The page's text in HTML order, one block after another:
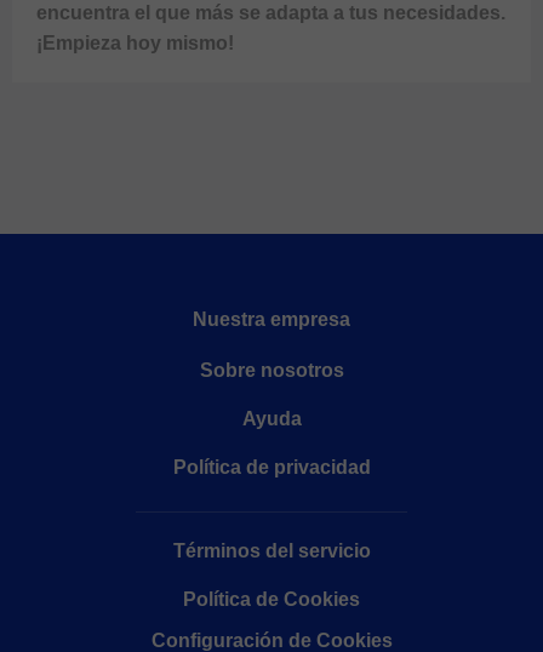
encuentra el que más se adapta a tus necesidades.
¡Empieza hoy mismo!
Nuestra empresa
Sobre nosotros
Ayuda
Política de privacidad
Términos del servicio
Política de Cookies
Configuración de Cookies